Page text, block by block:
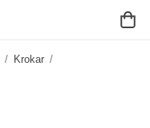
/ Krokar /